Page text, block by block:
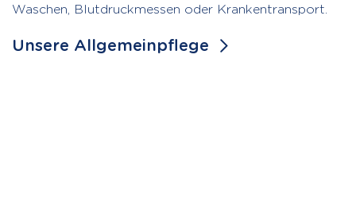
Waschen, Blutdruckmessen oder Krankentransport.
Unsere Allgemeinpflege